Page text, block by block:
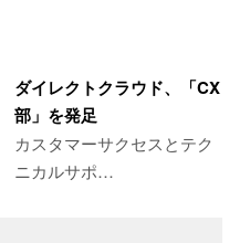
ダイレクトクラウド、「CX
部」を発足
カスタマーサクセスとテク
ニカルサポ…